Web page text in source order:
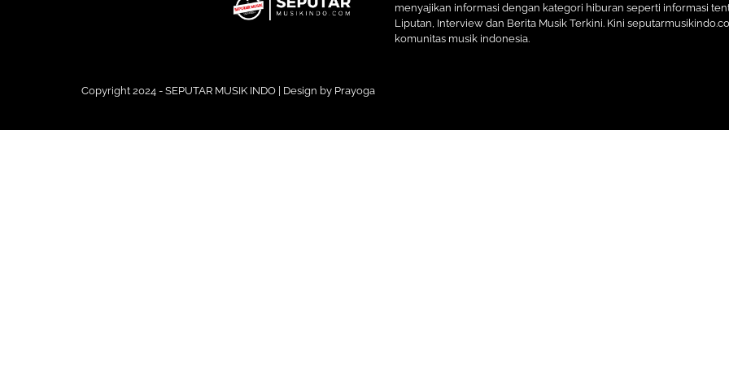
menyajikan informasi dengan kategori hiburan seperti informasi
Liputan, Interview dan Berita Musik Terkini. Kini
komunitas musik indonesia.
Copyright 2024 - SEPUTAR MUSIK INDO | Design by Prayoga